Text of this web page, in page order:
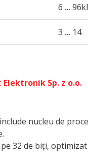
6 …
3 … 14
Sp. z o.o.
nucleu de
32 de biți,